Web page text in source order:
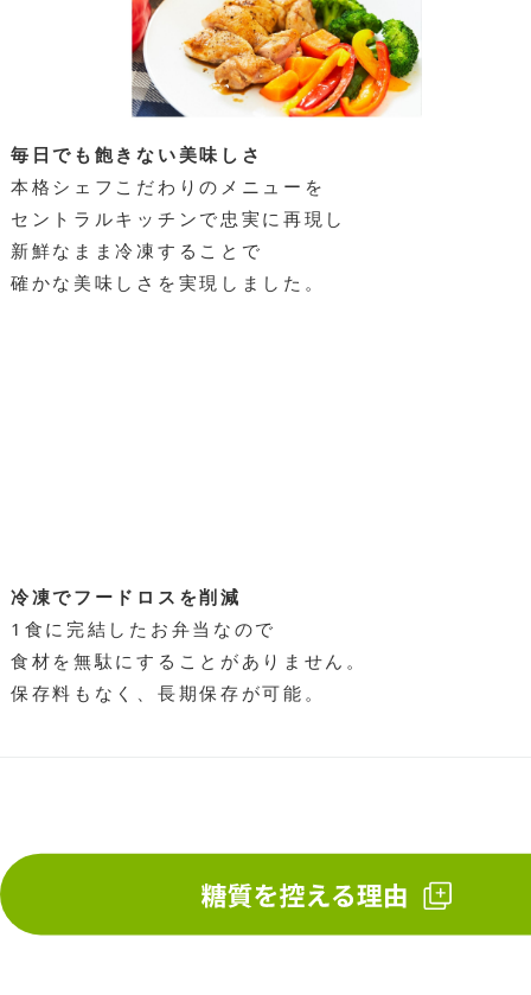
毎日でも飽きない美味しさ
本格シェフこだわりのメニューを
セントラルキッチンで忠実に再現し
新鮮なまま冷凍することで
確かな美味しさを実現しました。
冷凍でフードロスを削減
1食に完結したお弁当なので
食材を無駄にすることがありません。
保存料もなく、長期保存が可能。
忙しい日の時短の食事に。